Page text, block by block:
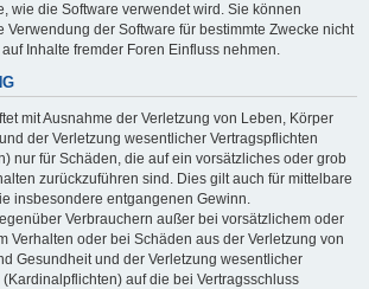
wie die Software verwendet wird. Sie können
Verwendung der Software für bestimmte Zwecke nicht
Inhalte fremder Foren Einfluss nehmen.
mit Ausnahme der Verletzung von Leben, Körper
der Verletzung wesentlicher Vertragspflichten
nur für Schäden, die auf ein vorsätzliches oder grob
zurückzuführen sind. Dies gilt auch für mittelbare
insbesondere entgangenen Gewinn.
Verbrauchern außer bei vorsätzlichem oder
Verhalten oder bei Schäden aus der Verletzung von
Gesundheit und der Verletzung wesentlicher
auf die bei Vertragsschluss